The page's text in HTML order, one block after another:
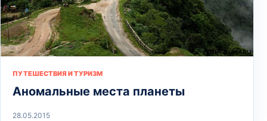
ПУТЕШЕСТВИЯ И ТУРИЗМ
Аномальные места планеты
28.05.2015